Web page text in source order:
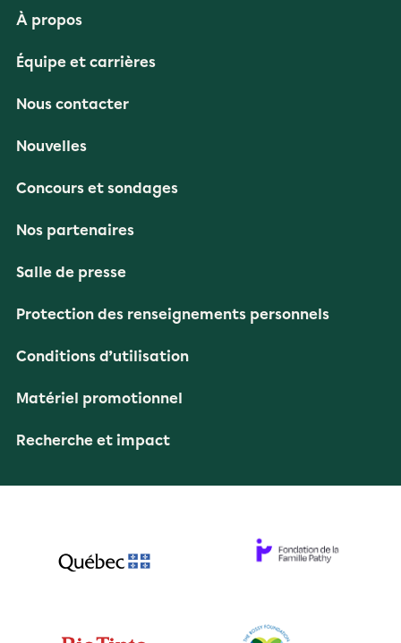
À propos
Équipe et carrières
Nous contacter
Nouvelles
Concours et sondages
Nos partenaires
Salle de presse
Protection des renseignements personnels
Conditions d’utilisation
Matériel promotionnel
Recherche et impact